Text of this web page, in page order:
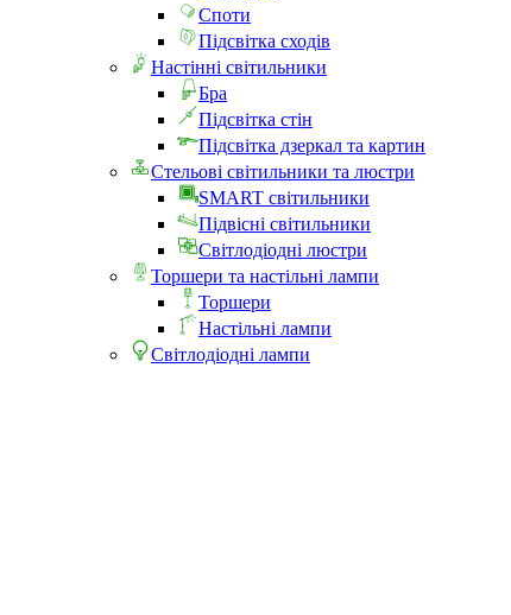
Споти
Підсвітка сходів
Настінні світильники
Бра
Підсвітка стін
Підсвітка дзеркал та картин
Стельові світильники та люстри
SMART світильники
Підвісні світильники
Світлодіодні люстри
Торшери та настільні лампи
Торшери
Настільні лампи
Світлодіодні лампи